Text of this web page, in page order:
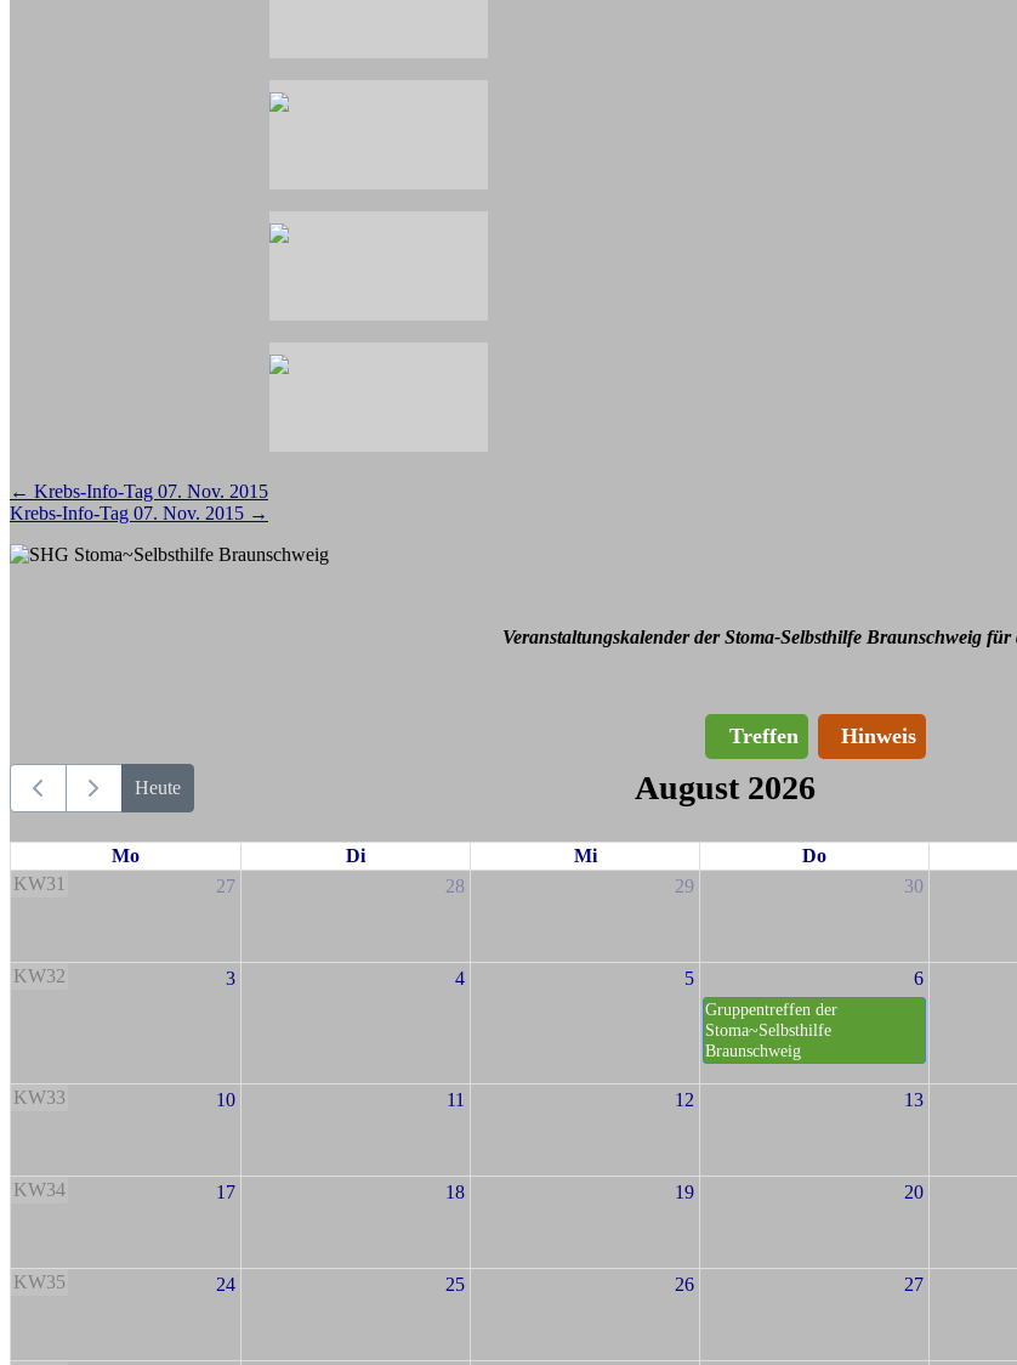
Beitragsnavigation
← Krebs-Info-Tag 07. Nov. 2015
Krebs-Info-Tag 07. Nov. 2015 →
Veranstaltungskalender der Stoma-Selbsthilfe Braunschweig für
Treffen Hinweis
Heute August 2026
Mo Di Mi Do
KW31
27 28 29 30
KW32 3 4 5 6
Gruppentreffen der
Stoma~Selbsthilfe
Braunschweig
KW33 10 11 12 13
KW34 17 18 19 20
KW35 24 25 26 27